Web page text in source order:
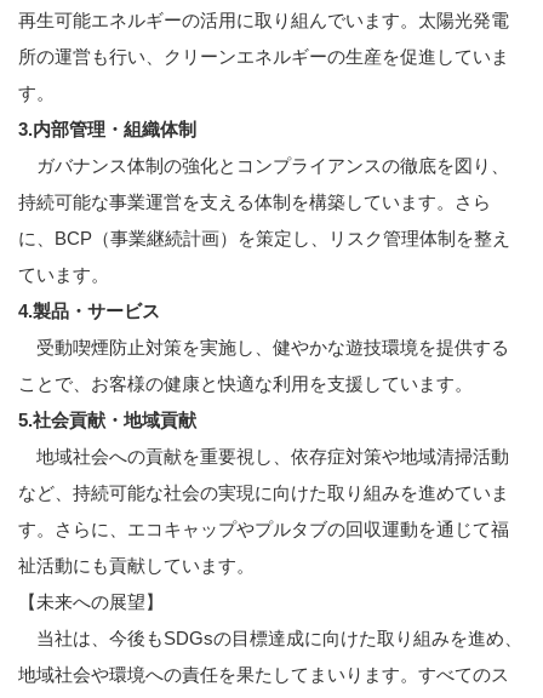
再生可能エネルギーの活用に取り組んでいます。太陽光発電
所の運営も行い、クリーンエネルギーの生産を促進していま
す。
3.内部管理・組織体制
ガバナンス体制の強化とコンプライアンスの徹底を図り、
持続可能な事業運営を支える体制を構築しています。さら
に、BCP（事業継続計画）を策定し、リスク管理体制を整え
ています。
4.製品・サービス
受動喫煙防止対策を実施し、健やかな遊技環境を提供する
ことで、お客様の健康と快適な利用を支援しています。
5.社会貢献・地域貢献
地域社会への貢献を重要視し、依存症対策や地域清掃活動
など、持続可能な社会の実現に向けた取り組みを進めていま
す。さらに、エコキャップやプルタブの回収運動を通じて福
祉活動にも貢献しています。
【未来への展望】
当社は、今後もSDGsの目標達成に向けた取り組みを進め、
地域社会や環境への責任を果たしてまいります。すべてのス